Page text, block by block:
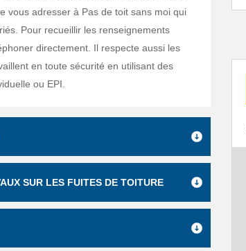
vous adresser à Pas de toit sans moi qui
Pour recueillir les renseignements
directement. Il respecte aussi les
en toute sécurité en utilisant des
ou EPI.
SUR LES FUITES DE TOITURE